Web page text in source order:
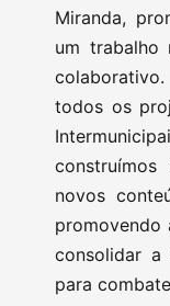
Miranda,
um trabalho
todos os
construímos
novos
promovendo
consolidar a
para